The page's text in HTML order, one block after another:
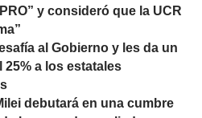
y consideró que la UCR
al Gobierno y les da un
25% a los estatales
debutará en una cumbre